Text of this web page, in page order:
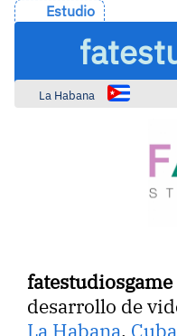
Estudio
La Habana
fatestudiosgame
desarrollo de
La Habana, Cuba